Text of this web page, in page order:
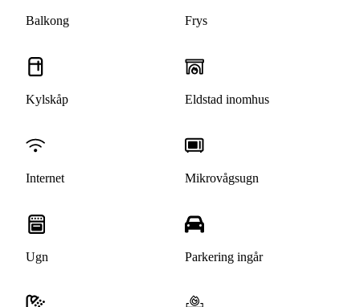
Balkong Frys
Kylskåp Eldstad inomhus
Internet Mikrovågsugn
Ugn Parkering ingår